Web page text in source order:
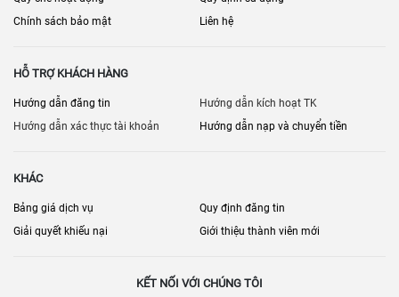
Chính sách bảo mật
Liên hệ
HỖ TRỢ KHÁCH HÀNG
Hướng dẫn đăng tin
Hướng dẫn kích hoạt TK
Hướng dẫn xác thực tài khoản
Hướng dẫn nạp và chuyển tiền
KHÁC
Bảng giá dịch vụ
Quy định đăng tin
Giải quyết khiếu nại
Giới thiệu thành viên mới
KẾT NỐI VỚI CHÚNG TÔI